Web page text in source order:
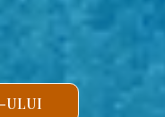
ULUI